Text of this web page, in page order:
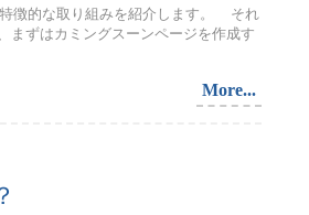
徴的な取り組みを紹介します。 それ
まずはカミングスーンページを作成す
More...